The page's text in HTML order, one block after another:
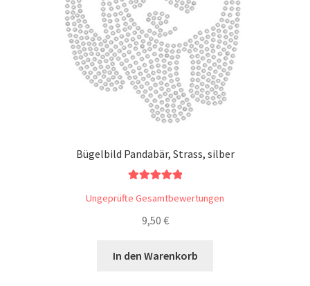
Bügelbild Pandabär, Strass, silber
5.00von 5
Ungeprüfte Gesamtbewertungen
9,50 €
In den Warenkorb